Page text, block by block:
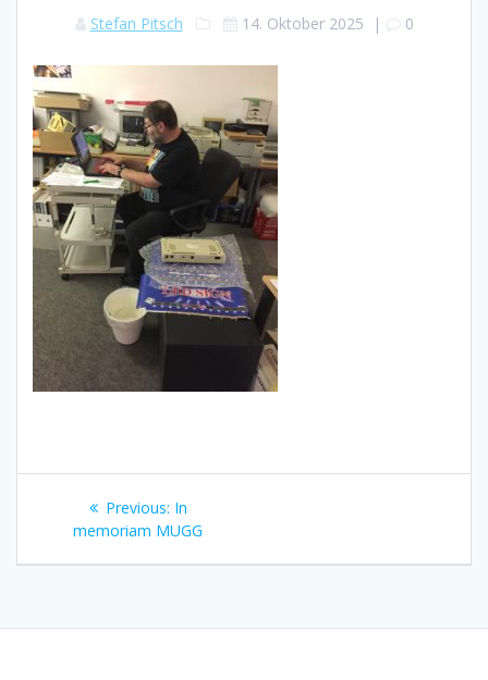
Stefan Pitsch 14. Oktober 2025 | 0
Beitragsnavigation
Previous: Previous
post:
In
memoriam MUGG